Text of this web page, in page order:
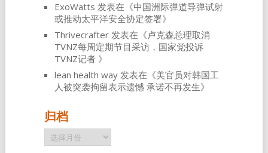
ExoWatts 发表在《中国洲际弹道导弹试射
或推动太平洋安全协定签署》
Thrivecrafter发表在《卢克森总理取消
TVNZ每周定期节目采访，国家党投诉
TVNZ记者 》
lean health way发表在《美官员对韩国工
人被突袭拘留表示遗憾 承诺不再发生》
归档
归
档